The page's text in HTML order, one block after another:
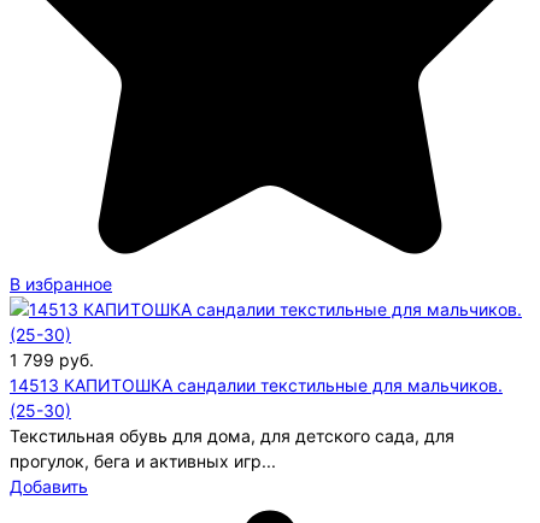
В избранное
1 799 руб.
14513 КАПИТОШКА сандалии текстильные для мальчиков.
(25-30)
Текстильная обувь для дома, для детского сада, для
прогулок, бега и активных игр...
Добавить